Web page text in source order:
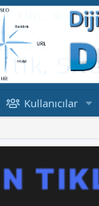
Kullanıcılar